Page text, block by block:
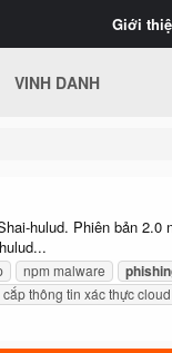
Giới
VINH DANH
hulud. Phiên bản
npm malware
thông tin xác thực cloud